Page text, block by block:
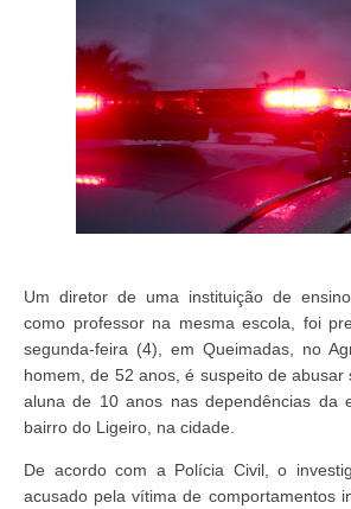
Um diretor de uma instituição de
como professor na mesma escola, foi
segunda-feira (4), em Queimadas, no
homem, de 52 anos, é suspeito de abusar
aluna de 10 anos nas dependências da
bairro do Ligeiro, na cidade.
De acordo com a Polícia Civil, o
acusado pela vítima de comportamentos